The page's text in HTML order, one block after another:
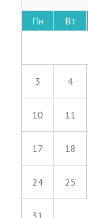
Пн Вт
3 4
10 11
17 18
24 25
31